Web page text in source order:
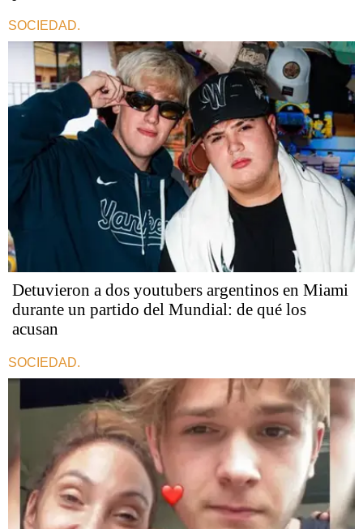
SOCIEDAD.
Detuvieron a dos youtubers argentinos en Miami
durante un partido del Mundial: de qué los
acusan
SOCIEDAD.